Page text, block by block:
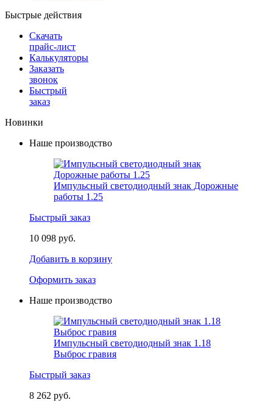
Быстрые действия
Скачать
прайс-лист
Калькуляторы
Заказать
звонок
Быстрый
заказ
Новинки
Наше производство
Импульсный светодиодный знак Дорожные
работы 1.25
Быстрый заказ
10 098 руб.
Добавить в корзину
Оформить заказ
Наше производство
Импульсный светодиодный знак 1.18
Выброс гравия
Быстрый заказ
8 262 руб.